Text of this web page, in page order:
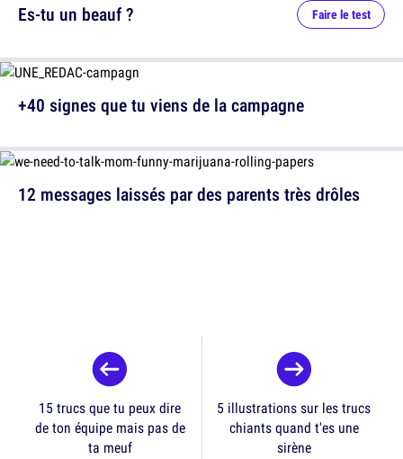
12 messages laissés par des parents très drôles
Es-tu un beauf ? Faire le test
+40 signes que tu viens de la campagne
15 trucs que tu peux dire
de ton équipe mais pas de
ta meuf
5 illustrations sur les trucs
chiants quand t'es une
sirène